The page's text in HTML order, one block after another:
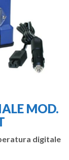
MOD.
digitale